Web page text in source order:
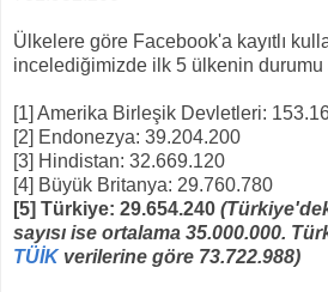
Ülkelere göre Facebook'a kayıtlı
incelediğimizde ilk 5 ülkenin durumu
[1] Amerika Birleşik Devletleri:
[2] Endonezya: 39.204.200
[3] Hindistan: 32.669.120
[4] Büyük Britanya: 29.760.780
[5] Türkiye: 29.654.240
sayısı ise ortalama 35.000.000.
TÜİKverilerine göre 73.722.988)